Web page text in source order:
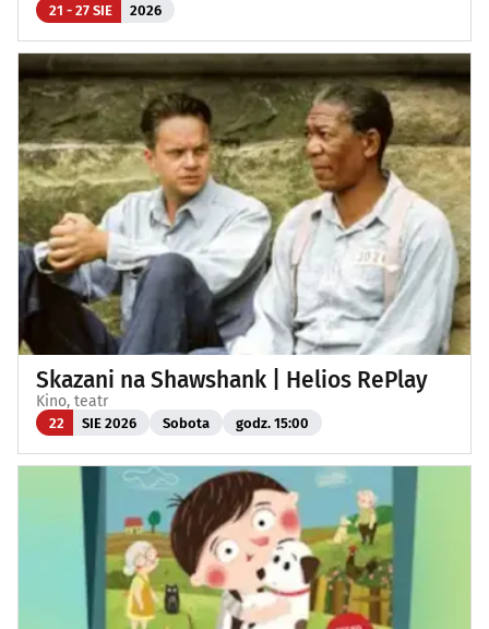
21 - 27 SIE 2026
Skazani na Shawshank | Helios RePlay
Kino, teatr
22 SIE 2026 Sobota godz. 15:00